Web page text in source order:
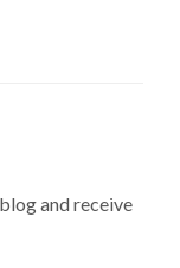
and receive